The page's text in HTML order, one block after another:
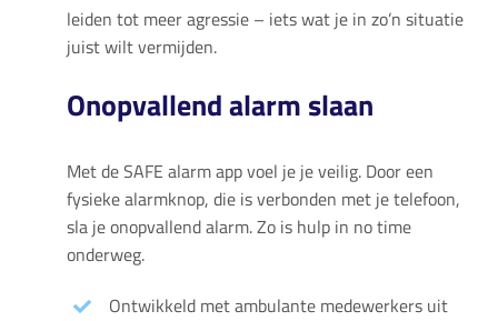
leiden tot meer agressie – iets wat je in zo’n situatie
juist wilt vermijden.
Onopvallend alarm slaan
Met de SAFE alarm app voel je je veilig. Door een
fysieke alarmknop, die is verbonden met je telefoon,
sla je onopvallend alarm. Zo is hulp in no time
onderweg.
Ontwikkeld met ambulante medewerkers uit